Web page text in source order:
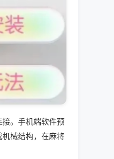
。手机端软件预
械结构，在麻将